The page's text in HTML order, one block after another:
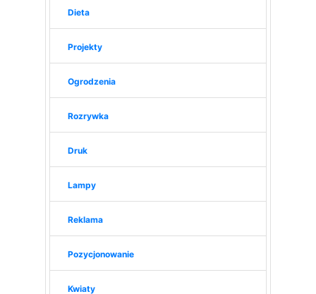
Dieta
Projekty
Ogrodzenia
Rozrywka
Druk
Lampy
Reklama
Pozycjonowanie
Kwiaty